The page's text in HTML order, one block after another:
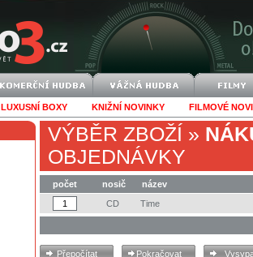
LUXUSNÍ BOXY KNIŽNÍ NOVINKY FILMOVÉ
VÝBĚR ZBOŽÍ »
OBJEDNÁVKY
počet nosič
název
CD
Time